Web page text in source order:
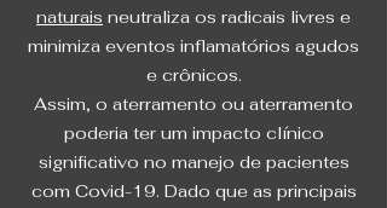
naturais neutraliza os radicais livres e
minimiza eventos inflamatórios agudos
e crônicos.
Assim, o aterramento ou aterramento
poderia ter um impacto clínico
significativo no manejo de pacientes
com Covid-19. Dado que as principais